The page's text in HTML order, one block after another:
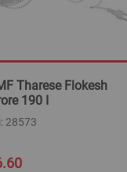
Tharese Flokesh
190 I
28573